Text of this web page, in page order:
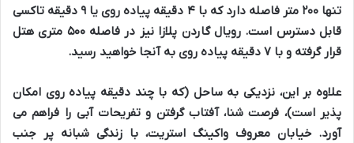
تنها ۲۰۰ متر فاصله دارد که با ۴ دقیقه پیاده روی یا ۹ دقیقه تاکسی
قابل دسترس است.رویال گاردن پلازا
نیز در فاصله ۵۰۰ متری هتل
قرار گرفته و با ۷ دقیقه پیاده روی به آنجا خواهید رسید.
علاوه بر این، نزدیکی به ساحل (که با چند دقیقه پیاده روی امکان
پذیر است)، فرصت شنا،آفتاب گرفتن و تفریحات آبی را فراهم می
آورد. خیابان معروف واکینگ استریت، با زندگی شبانه پر جنب